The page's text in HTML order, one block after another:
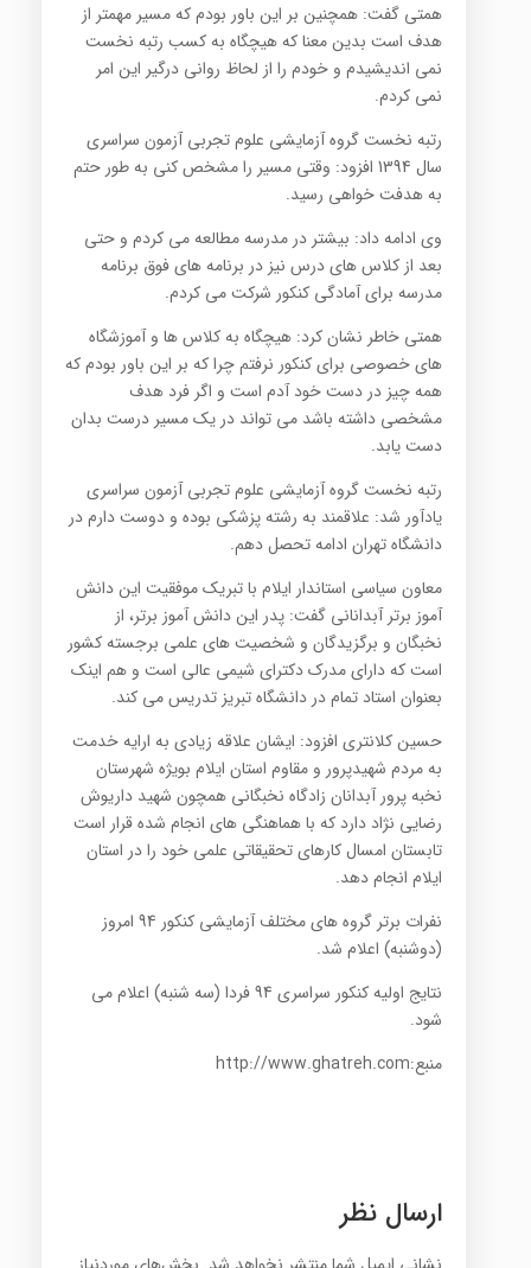
همتی گفت: همچنین بر این باور بودم که مسیر مهمتر از
هدف است بدین معنا که هیچگاه به کسب رتبه نخست
نمی اندیشیدم و خودم را از لحاظ روانی درگیر این امر
نمی کردم.
رتبه نخست گروه آزمایشی علوم تجربی آزمون سراسری
سال 1394 افزود: وقتی مسیر را مشخص کنی به طور حتم
به هدفت خواهی رسید.
وی ادامه داد: بیشتر در مدرسه مطالعه می کردم و حتی
بعد از کلاس های درس نیز در برنامه های فوق برنامه
مدرسه برای آمادگی کنکور شرکت می کردم.
همتی خاطر نشان کرد: هیچگاه به کلاس ها و آموزشگاه
های خصوصی برای کنکور نرفتم چرا که بر این باور بودم که
همه چیز در دست خود آدم است و اگر فرد هدف
مشخصی داشته باشد می تواند در یک مسیر درست بدان
دست یابد.
رتبه نخست گروه آزمایشی علوم تجربی آزمون سراسری
یادآور شد: علاقمند به رشته پزشکی بوده و دوست دارم در
دانشگاه تهران ادامه تحصل دهم.
معاون سیاسی استاندار ایلام با تبریک موفقیت این دانش
آموز برتر آبدانانی گفت: پدر این دانش آموز برتر، از
نخبگان و برگزیدگان و شخصیت های علمی برجسته کشور
است که دارای مدرک دکترای شیمی عالی است و هم اینک
بعنوان استاد تمام در دانشگاه تبریز تدریس می کند.
حسین کلانتری افزود: ایشان علاقه زیادی به ارایه خدمت
به مردم شهیدپرور و مقاوم استان ایلام بویژه شهرستان
نخبه پرور آبدانان زادگاه نخبگانی همچون شهید داریوش
رضایی نژاد دارد که با هماهنگی های انجام شده قرار است
تابستان امسال کارهای تحقیقاتی علمی خود را در استان
ایلام انجام دهد.
نفرات برتر گروه های مختلف آزمایشی کنکور 94 امروز
(دوشنبه) اعلام شد.
نتایج اولیه کنکور سراسری 94 فردا (سه شنبه) اعلام می
شود.
منبع:http://www.ghatreh.com
ارسال نظر